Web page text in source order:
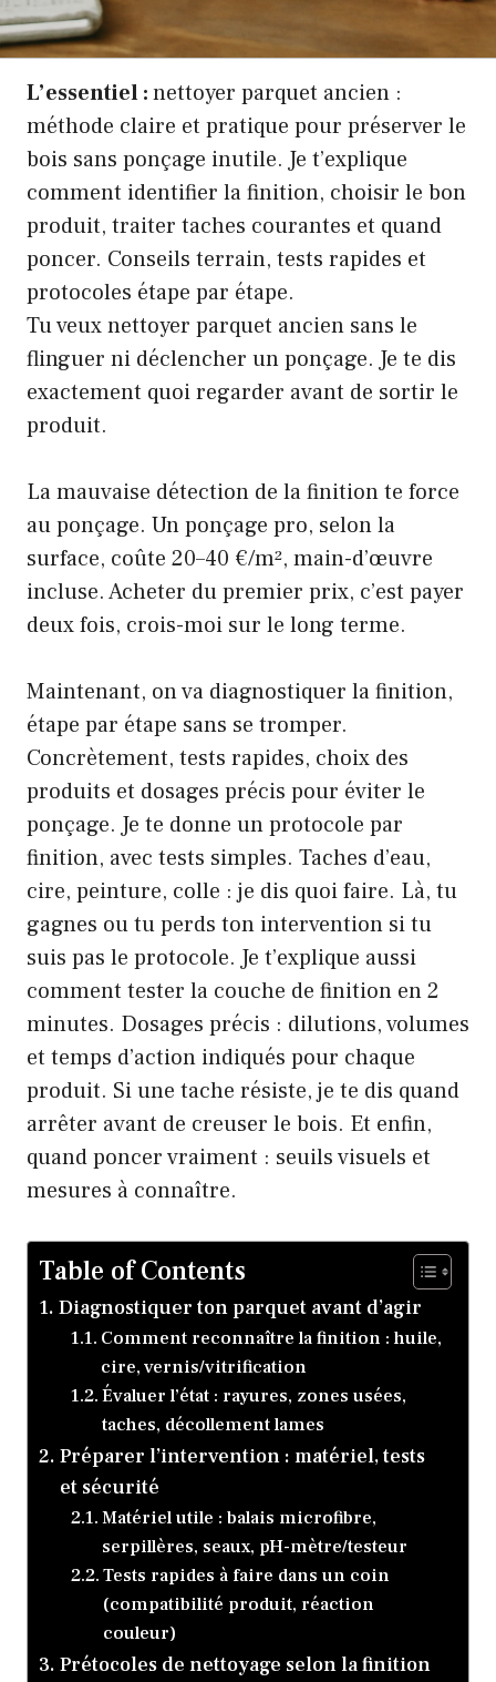
L’essentiel :nettoyer parquet ancien :
méthode claire et pratique pour préserver le
bois sans ponçage inutile. Je t’explique
comment identifier la finition, choisir le bon
produit, traiter taches courantes et quand
poncer. Conseils terrain, tests rapides et
protocoles étape par étape.
Tu veux nettoyer parquet ancien sans le
flinguer ni déclencher un ponçage. Je te dis
exactement quoi regarder avant de sortir le
produit.
La mauvaise détection de la finition te force
au ponçage. Un ponçage pro, selon la
surface, coûte 20–40 €/m², main-d’œuvre
incluse. Acheter du premier prix, c’est payer
deux fois, crois-moi sur le long terme.
Maintenant, on va diagnostiquer la finition,
étape par étape sans se tromper.
Concrètement, tests rapides, choix des
produits et dosages précis pour éviter le
ponçage. Je te donne un protocole par
finition, avec tests simples. Taches d’eau,
cire, peinture, colle : je dis quoi faire. Là, tu
gagnes ou tu perds ton intervention si tu
suis pas le protocole. Je t’explique aussi
comment tester la couche de finition en 2
minutes. Dosages précis : dilutions, volumes
et temps d’action indiqués pour chaque
produit. Si une tache résiste, je te dis quand
arrêter avant de creuser le bois. Et enfin,
quand poncer vraiment : seuils visuels et
mesures à connaître.
Table of Contents
Diagnostiquer ton parquet avant d’agir
Comment reconnaître la finition : huile,
cire, vernis/vitrification
Évaluer l’état : rayures, zones usées,
taches, décollement lames
Préparer l’intervention : matériel, tests
et sécurité
Matériel utile : balais microfibre,
serpillères, seaux, pH-mètre/testeur
Tests rapides à faire dans un coin
(compatibilité produit, réaction
couleur)
Prétocoles de nettoyage selon la finition